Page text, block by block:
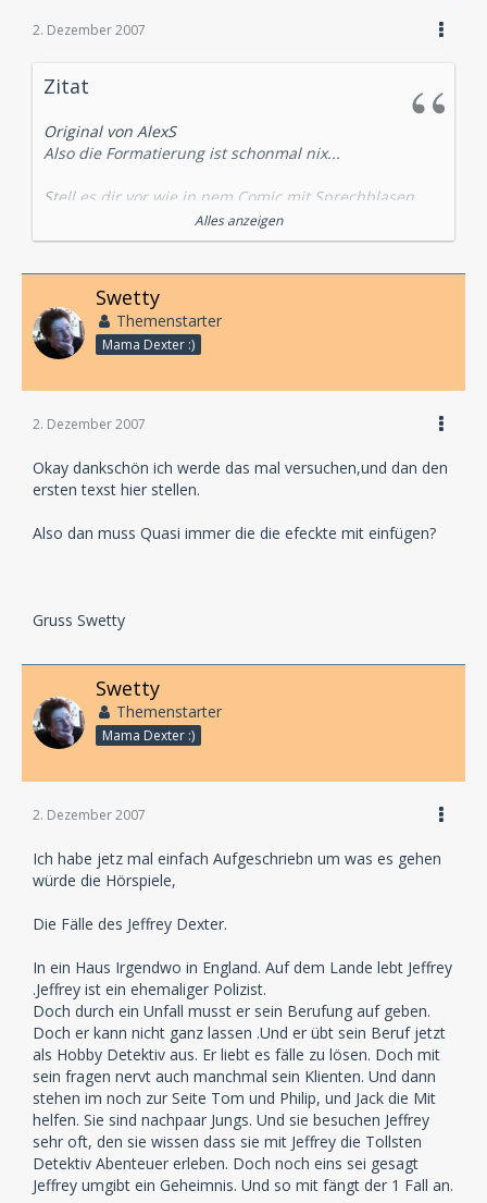
2. Dezember 2007
Zitat
Original von AlexS
Also die Formatierung ist schonmal nix...
Stell es dir vor wie in nem Comic mit Sprechblasen.
Nur müssen im Hörspielscript die jeweiligen Texte
durch Absätze voneinander getrennt werden...
Rede steht alleine da, ohne Satzbausteine wie "Jupiter
sagte" oder "Bob ergänzte"...
Jupiter:
Bob:
Mir auch.
den Sprechern zu sagen, was da passieren soll.
Regieanweisung - prasselnder Regen
Jupiter:
Bob:
Damit vermeidest du Dialoge wie:
Mann, regnet das heute wieder!
Das hört man dann einfach...
Alles anzeigen
Swetty
Themenstarter
Mama Dexter :)
2. Dezember 2007
Okay dankschön ich werde das mal versuchen,und dan den
ersten texst hier stellen.
Also dan muss Quasi immer die die efeckte mit einfügen?
Gruss Swetty
Swetty
Themenstarter
Mama Dexter :)
2. Dezember 2007
Ich habe jetz mal einfach Aufgeschriebn um was es gehen
würde die Hörspiele,
Die Fälle des Jeffrey Dexter.
In ein Haus Irgendwo in England. Auf dem Lande lebt Jeffrey
.Jeffrey ist ein ehemaliger Polizist.
Doch durch ein Unfall musst er sein Berufung auf geben.
Doch er kann nicht ganz lassen .Und er übt sein Beruf jetzt
als Hobby Detektiv aus. Er liebt es fälle zu lösen. Doch mit
sein fragen nervt auch manchmal sein Klienten. Und dann
stehen im noch zur Seite Tom und Philip, und Jack die Mit
helfen. Sie sind nachpaar Jungs. Und sie besuchen Jeffrey
sehr oft, den sie wissen dass sie mit Jeffrey die Tollsten
Detektiv Abenteuer erleben. Doch noch eins sei gesagt
Jeffrey umgibt ein Geheimnis. Und so mit fängt der 1 Fall an.